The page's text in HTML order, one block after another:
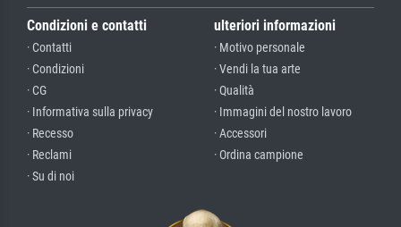
Condizioni e contatti
· Contatti
· Condizioni
· CG
· Informativa sulla privacy
· Recesso
· Reclami
· Su di noi
ulteriori informazioni
· Motivo personale
· Vendi la tua arte
· Qualità
· Immagini del nostro lavoro
· Accessori
· Ordina campione